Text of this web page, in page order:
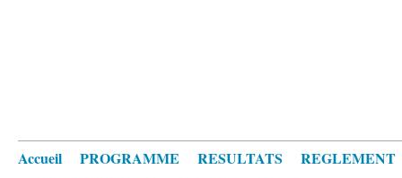
Accueil PROGRAMME RESULTATS
REGLEMENT